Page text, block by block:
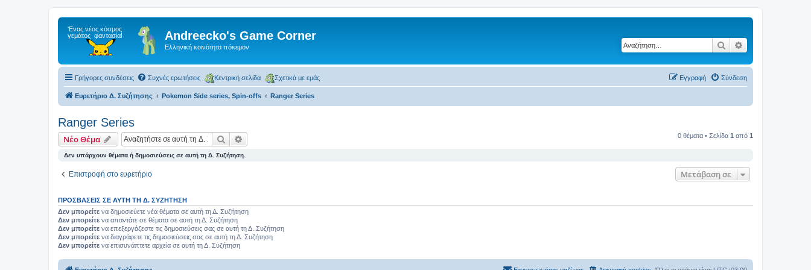
Andreecko's Game Corner
Ελληνική κοινότητα πόκεμον Αναζήτηση
Γρήγορες συνδέσεις Συχνές ερωτήσεις Κεντρική σελίδα Σχετικά με εμάς Σύνδεση
Εγγραφή
Ευρετήριο Δ. Συζήτησης Pokemon Side series, Spin-offs Ranger Series
Ranger Series
Νέο Θέμα Αναζήτηση 0 θέματα • Σελίδα 1 από 1
Δεν υπάρχουν θέματα ή δημοσιεύσεις σε αυτή τη Δ. Συζήτηση.
Επιστροφή στο ευρετήριο Μετάβαση σε
ΠΡΟΣΒΆΣΕΙΣ ΣΕ ΑΥΤΉ ΤΗ Δ. ΣΥΖΉΤΗΣΗ
Δεν μπορείτε να δημοσιεύετε νέα θέματα σε αυτή τη Δ. Συζήτηση
Δεν μπορείτε να απαντάτε σε θέματα σε αυτή τη Δ. Συζήτηση
Δεν μπορείτε να επεξεργάζεστε τις δημοσιεύσεις σας σε αυτή τη Δ. Συζήτηση
Δεν μπορείτε να διαγράφετε τις δημοσιεύσεις σας σε αυτή τη Δ. Συζήτηση
Δεν μπορείτε να επισυνάπτετε αρχεία σε αυτή τη Δ. Συζήτηση